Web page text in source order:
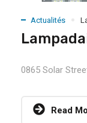
Actualités
0865 Solar
Read